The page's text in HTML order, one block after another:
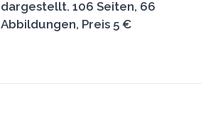
dargestellt. 106 Seiten, 66
Abbildungen, Preis 5 €